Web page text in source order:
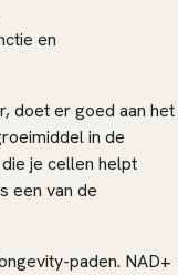
en
doet er goed aan het
in de
je cellen helpt
een van de
paden. NAD+